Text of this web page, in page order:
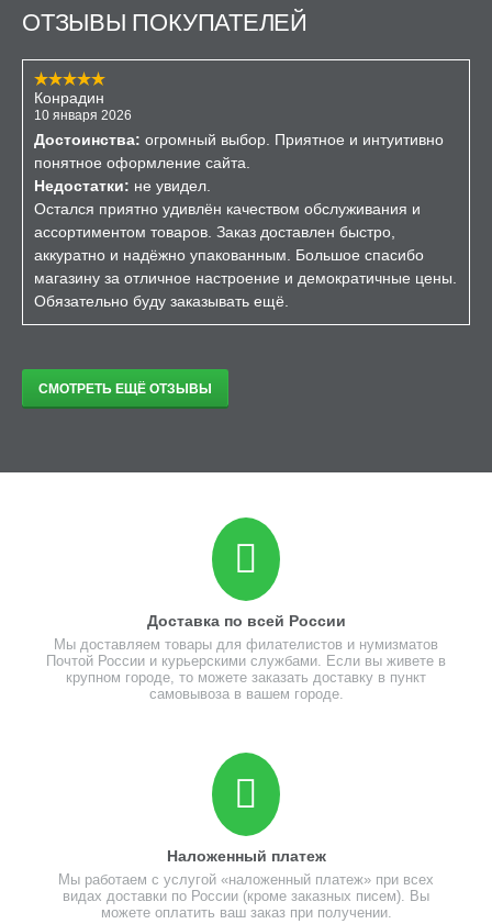
ОТЗЫВЫ ПОКУПАТЕЛЕЙ
Конрадин
10 января 2026
Достоинства: огромный выбор. Приятное и интуитивно
понятное оформление сайта.
Недостатки: не увидел.
Остался приятно удивлён качеством обслуживания и
ассортиментом товаров. Заказ доставлен быстро,
аккуратно и надёжно упакованным. Большое спасибо
магазину за отличное настроение и демократичные цены.
Обязательно буду заказывать ещё.
СМОТРЕТЬ ЕЩЁ ОТЗЫВЫ
Доставка по всей России
Мы доставляем товары для филателистов и нумизматов
Почтой России и курьерскими службами. Если вы живете в
крупном городе, то можете заказать доставку в пункт
самовывоза в вашем городе.
Наложенный платеж
Мы работаем с услугой «наложенный платеж» при всех
видах доставки по России (кроме заказных писем). Вы
можете оплатить ваш заказ при получении.